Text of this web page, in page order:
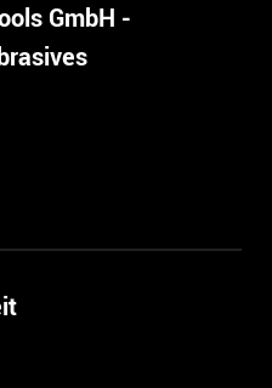
GmbH -